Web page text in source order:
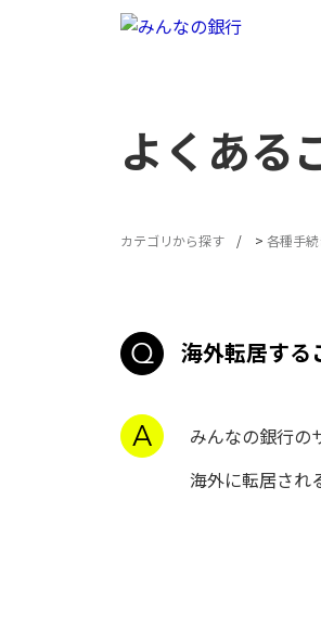
よくある
カテゴリから探す > 各種手
海外転居する
みんなの銀行の
海外に転居され